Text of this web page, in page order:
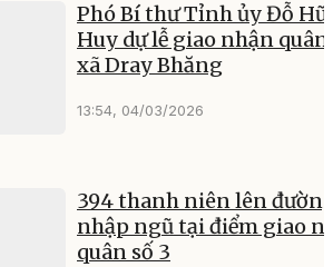
Phó Bí thư Tỉnh ủy Đỗ
Huy dự lễ giao nhận
xã Dray Bhăng
13:54, 04/03/2026
394 thanh niên lên
nhập ngũ tại điểm giao
quân số 3